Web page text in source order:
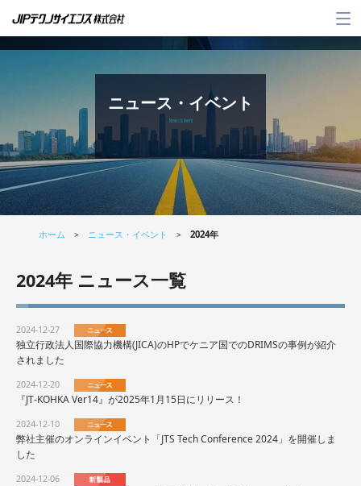
メ
ー
ニュース・イベント
News & Event
ホーム > ニュース・イベント > 2024年
2024年 ニュース一覧
2024-12-27
独⽴⾏政法⼈国際協⼒機構(JICA)のHPでケニア国でのDRIMSの事例が紹介
されました
2024-12-20
『JT-KOHKA Ver14』が2025年1月15日にリリース！
2024-12-10
弊社主催のオンラインイベント「JTS Tech Conference 2024」を開催しま
した
2024-12-06